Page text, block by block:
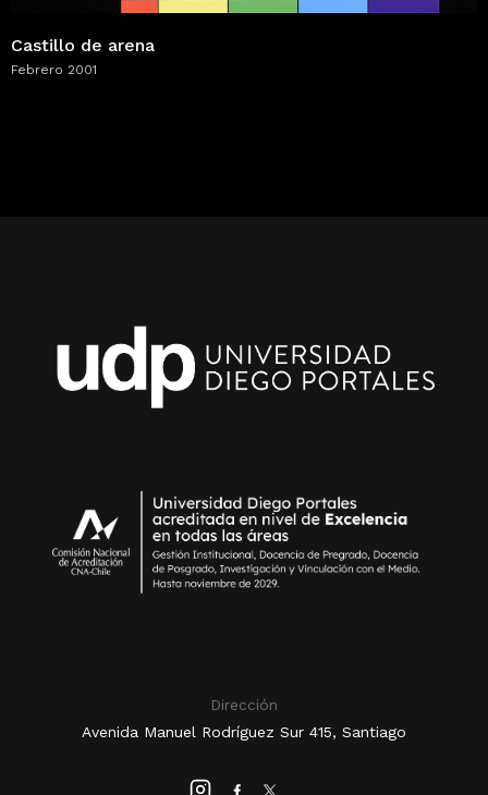
Castillo de arena
Febrero 2001
Dirección
Avenida Manuel Rodríguez Sur 415, Santiago